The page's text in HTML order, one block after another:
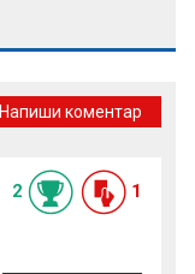
Напиши коментар
2 1